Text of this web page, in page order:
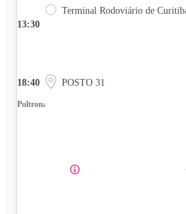
13:30
Terminal Rodoviário de
18:40 POSTO 31
Poltrona